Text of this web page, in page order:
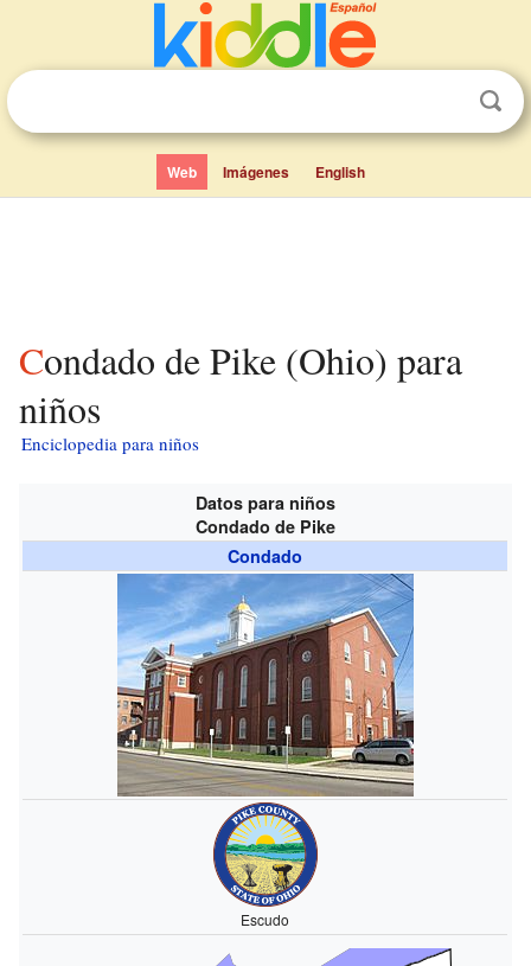
Web Imágenes English
Condado de Pike (Ohio) para
niños
Enciclopedia para niños
Datos para niños
Condado de Pike
Condado
Escudo